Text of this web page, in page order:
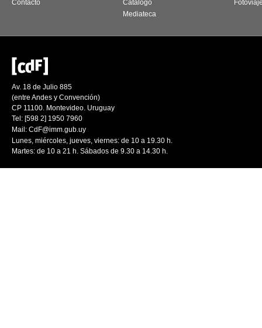
Contacto
Catálogo
Mediateca
Av. 18 de Julio 885
(entre Andes y Convención)
CP 11100. Montevideo. Uruguay
Tel: [598 2] 1950 7960
Mail: CdF@imm.gub.uy
Lunes, miércoles, jueves, viernes: de 10 a 19.30 h.
Martes: de 10 a 21 h. Sábados de 9.30 a 14.30 h.